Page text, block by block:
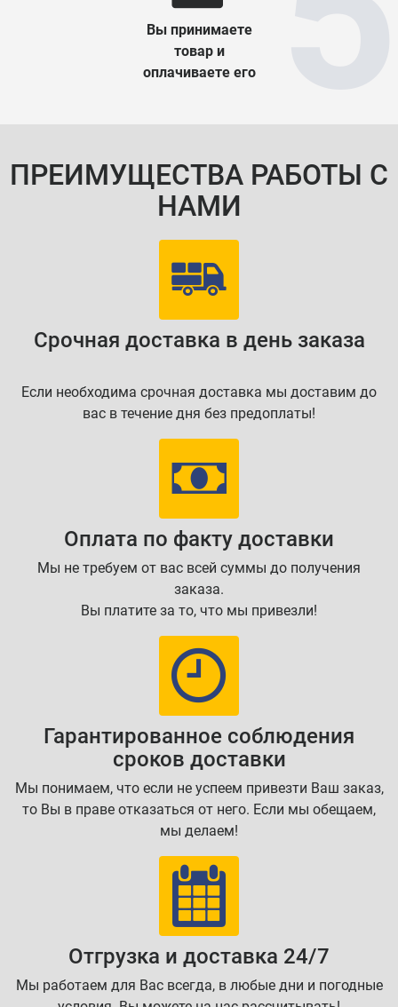
Вы принимаете
товар и
оплачиваете его
ПРЕИМУЩЕСТВА РАБОТЫ С
НАМИ
Срочная доставка в день заказа
Если необходима срочная доставка мы доставим до
вас в течение дня без предоплаты!
Оплата по факту доставки
Мы не требуем от вас всей суммы до получения
заказа.
Вы платите за то, что мы привезли!
Гарантированное соблюдения
сроков доставки
Мы понимаем, что если не успеем привезти Ваш заказ,
то Вы в праве отказаться от него. Если мы обещаем,
мы делаем!
Отгрузка и доставка 24/7
Мы работаем для Вас всегда, в любые дни и погодные